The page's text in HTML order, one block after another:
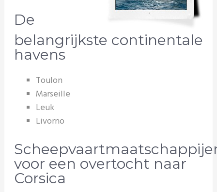
De
belangrijkste continentale
havens
Toulon
Marseille
Leuk
Livorno
voor een overtocht naar
Corsica